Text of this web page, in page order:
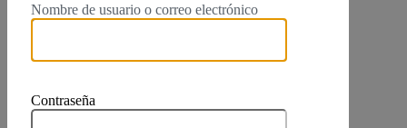
Nombre de usuario o correo electrónico
Contraseña